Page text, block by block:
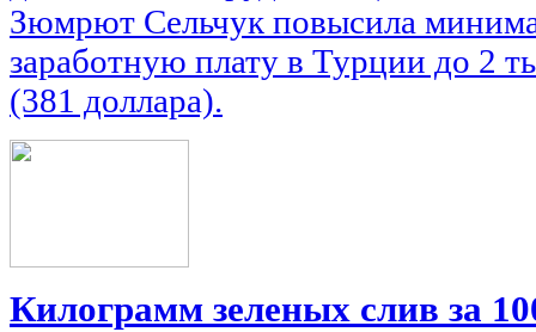
Зюмрют Сельчук повысила
заработную плату в Турции до 2
(381 доллара).
Килограмм зеленых слив за